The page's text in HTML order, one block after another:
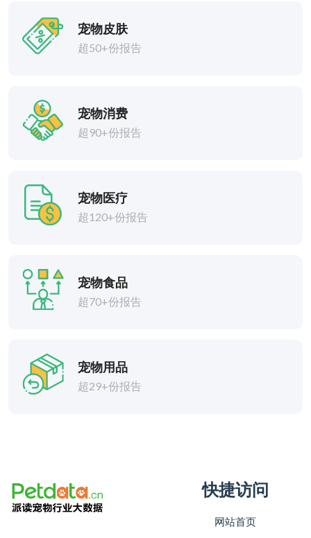
宠物皮肤
超50+份报告
宠物消费
超90+份报告
宠物医疗
超120+份报告
宠物食品
超70+份报告
宠物用品
超29+份报告
快捷访问
网站首页